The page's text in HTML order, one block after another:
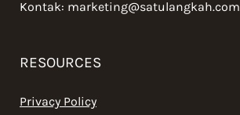
Kontak: marketing@satulangkah.com
RESOURCES
Privacy Policy